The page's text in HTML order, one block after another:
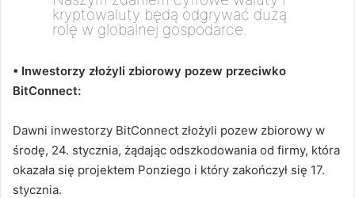
kryptowaluty będą odgrywać dużą
rolę w globalnej gospodarce.
• Inwestorzy złożyli zbiorowy pozew przeciwko
BitConnect:
Dawni inwestorzy BitConnect złożyli pozew zbiorowy w
środę, 24. stycznia, żądając odszkodowania od firmy, która
okazała się projektem Ponziego i który zakończył się 17.
stycznia.